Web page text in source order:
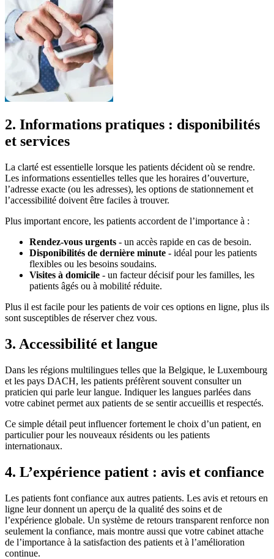
2. Informations pratiques : disponibilités
et services
La clarté est essentielle lorsque les patients décident où se rendre.
Les informations essentielles telles que les horaires d’ouverture,
l’adresse exacte (ou les adresses), les options de stationnement et
l’accessibilité doivent être faciles à trouver.
Plus important encore, les patients accordent de l’importance à :
Rendez-vous urgents - un accès rapide en cas de besoin.
Disponibilités de dernière minute - idéal pour les patients
flexibles ou les besoins soudains.
Visites à domicile - un facteur décisif pour les familles, les
patients âgés ou à mobilité réduite.
Plus il est facile pour les patients de voir ces options en ligne, plus ils
sont susceptibles de réserver chez vous.
3. Accessibilité et langue
Dans les régions multilingues telles que la Belgique, le Luxembourg
et les pays DACH, les patients préfèrent souvent consulter un
praticien qui parle leur langue. Indiquer les langues parlées dans
votre cabinet permet aux patients de se sentir accueillis et respectés.
Ce simple détail peut influencer fortement le choix d’un patient, en
particulier pour les nouveaux résidents ou les patients
internationaux.
4. L’expérience patient : avis et confiance
Les patients font confiance aux autres patients. Les avis et retours en
ligne leur donnent un aperçu de la qualité des soins et de
l’expérience globale. Un système de retours transparent renforce non
seulement la confiance, mais montre aussi que votre cabinet attache
de l’importance à la satisfaction des patients et à l’amélioration
continue.